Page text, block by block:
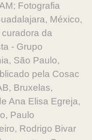
Fotografia
México,
da
- Grupo
São Paulo,
pela Cosac
Bruxelas,
Ana Elisa Egreja,
Paulo
Rodrigo Bivar